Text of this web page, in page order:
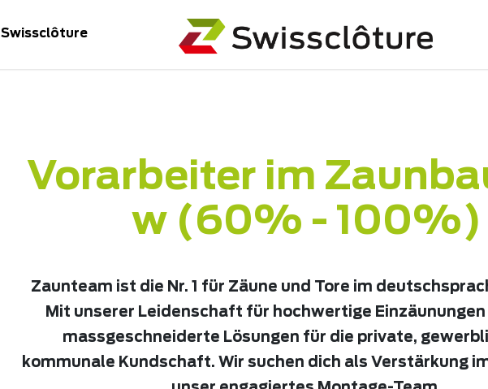
Swissclôture
Vorarbeiter im
w (60% - 100%)
Zaunteam ist die Nr. 1 für Zäune und Tore im
Mit unserer Leidenschaft für hochwertige
massgeschneiderte Lösungen für die private,
kommunale Kundschaft. Wir suchen dich als Verstärkung